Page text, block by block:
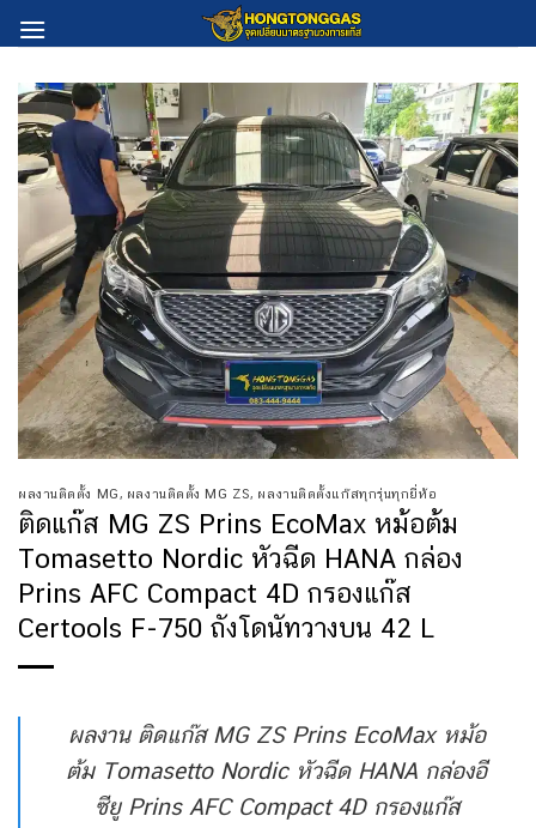
to
ผลงานติดตั้ง MG , ผลงานติดตั้ง MG ZS, ผลงานติดตั้งแก๊สทุกรุ่นทุกยี่ห้อ
ติดแก๊ส MG ZS Prins EcoMax หม้อต้ม
Tomasetto Nordic หัวฉีด HANA กล่อง
Prins AFC Compact 4D กรองแก๊ส
Certools F-750 ถังโดนัทวางบน 42 L
ผลงาน ติดแก๊ส MG ZS Prins EcoMax หม้อ
ต้ม Tomasetto Nordic หัวฉีด HANA กล่องอี
ซียู Prins AFC Compact 4D กรองแก๊ส